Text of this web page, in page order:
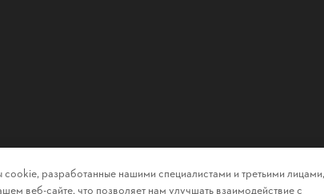
разработанные нашими специалистами и третьими
веб-сайте, что позволяет нам улучшать взаимодействие с